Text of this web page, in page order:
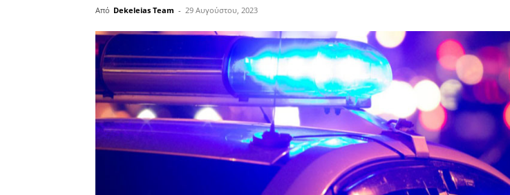
Από Dekeleias Team - 29 Αυγούστου, 2023